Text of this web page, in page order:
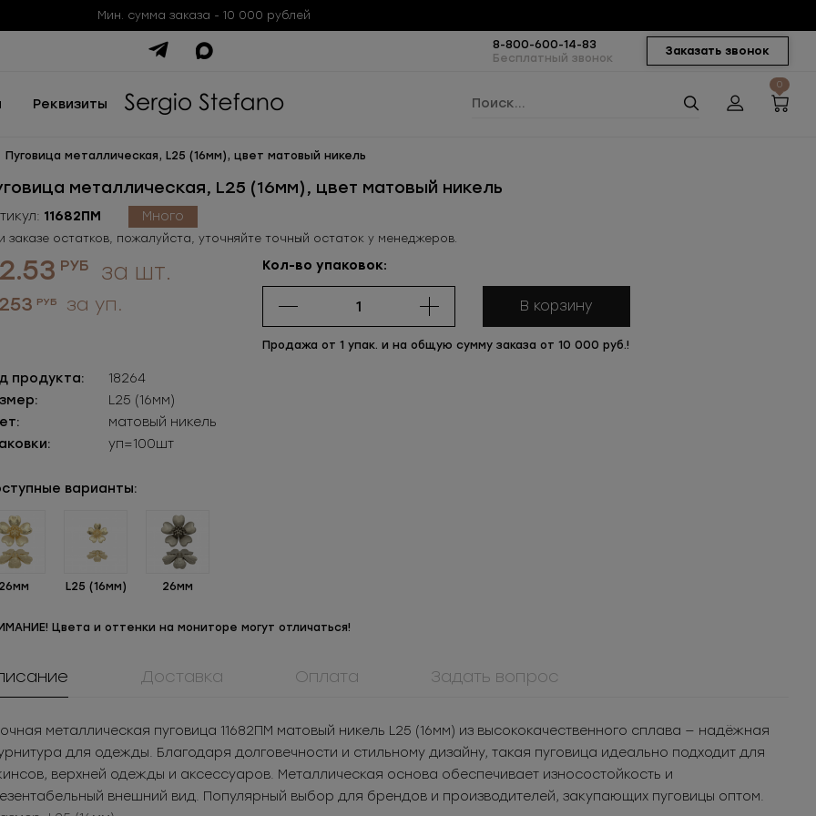
Мин. сумма заказа - 10 000 рублей
Заказать звонок
8-800-600-14-83
Бесплатный звонок
Реквизиты
0
Пуговица металлическая, L25 (16мм), цвет матовый никель
за шт.
за уп.
металлическая
неразъемная 5Т
147.11
за шт.
1 471.1
за уп.
27.18
за шт.
3 913.92
за уп.
3.05
за шт.
1 525
за уп.
металлическая, L25 (16мм), цвет матовый никель
11682ПМ Много
заказе остатков, пожалуйста, уточняйте точный остаток у менеджеров.
РУБ за шт.
РУБ за уп.
Кол-во упаковок:
В корзину
Продажа от 1 упак. и на общую сумму заказа от 10 000 руб.!
продукта:
18264
L25 (16мм)
матовый никель
уп=100шт
варианты:
L25 (16мм) 26мм
Цвета и оттенки на мониторе могут отличаться!
Доставка Оплата Задать вопрос
металлическая пуговица 11682ПМ матовый никель L25 (16мм) из высококачественного сплава — надёжная
для одежды. Благодаря долговечности и стильному дизайну, такая пуговица идеально подходит для
верхней одежды и аксессуаров. Металлическая основа обеспечивает износостойкость и
внешний вид. Популярный выбор для брендов и производителей, закупающих пуговицы оптом.